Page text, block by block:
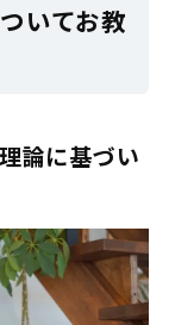
いてお教
論に基づい